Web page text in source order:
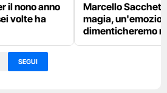
il nono anno
volte ha
Marcello
magia,
dimenticheremo
SEGUI